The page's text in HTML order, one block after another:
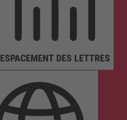
ESPACEMENT DES LETTRES